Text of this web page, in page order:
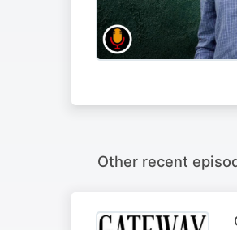
Other recent